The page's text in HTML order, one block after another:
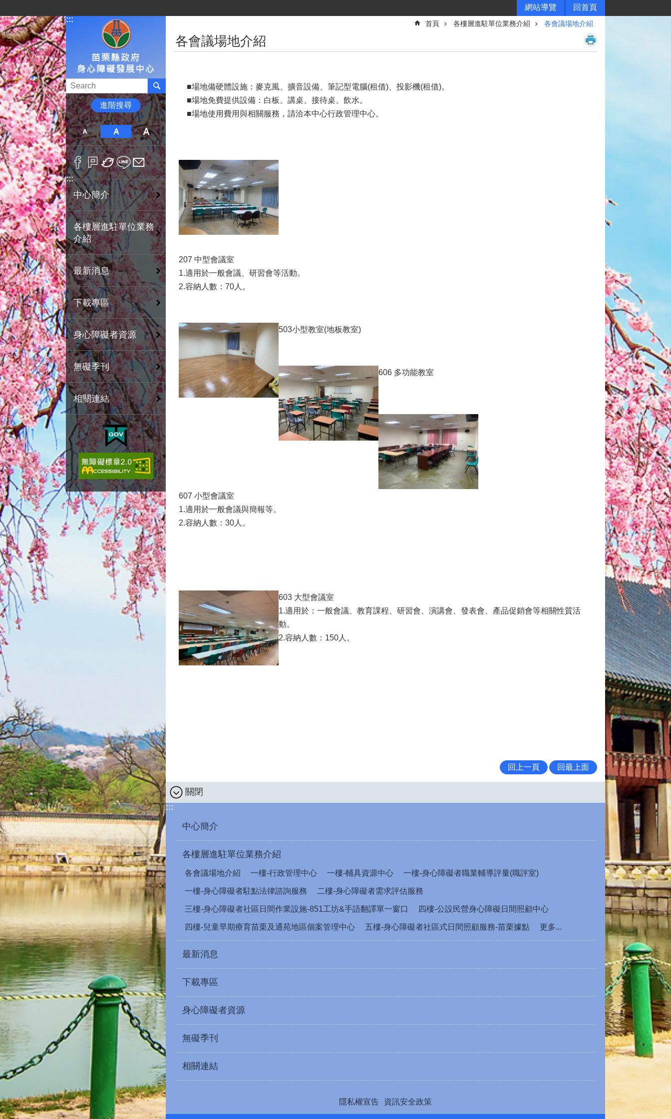
:::
網站導覽 回首頁
進階搜尋
:::
中心簡介
各樓層進駐單位業務
介紹
最新消息
下載專區
身心障礙者資源
無礙季刊
相關連結
首頁 各樓層進駐單位業務介紹 各會議場地介紹
各會議場地介紹
■場地備硬體設施：麥克風、擴音設備、筆記型電腦(租借)、投影機(租借)。
■場地免費提供設備：白板、講桌、接待桌、飲水。
■場地使用費用與相關服務，請洽本中心行政管理中心。
207 中型會議室
1.適用於一般會議、研習會等活動。
2.容納人數：70人。
503小型教室(地板教室)
606 多功能教室
607 小型會議室
1.適用於一般會議與簡報等。
2.容納人數：30人。
603 大型會議室
1.適用於：一般會議、教育課程、研習會、演講會、發表會、產品促銷會等相關性質活
動。
2.容納人數：150人。
回上一頁 回最上面
關閉
:::
中心簡介
各樓層進駐單位業務介紹
各會議場地介紹 一樓-行政管理中心 一樓-輔具資源中心 一樓-身心障礙者職業輔導評量(職評室)
一樓-身心障礙者駐點法律諮詢服務 二樓-身心障礙者需求評估服務
三樓-身心障礙者社區日間作業設施-851工坊&手語翻譯單一窗口 四樓-公設民營身心障礙日間照顧中心
四樓-兒童早期療育苗栗及通苑地區個案管理中心 五樓-身心障礙者社區式日間照顧服務-苗栗據點 更多...
最新消息
下載專區
身心障礙者資源
無礙季刊
相關連結
隱私權宣告 資訊安全政策